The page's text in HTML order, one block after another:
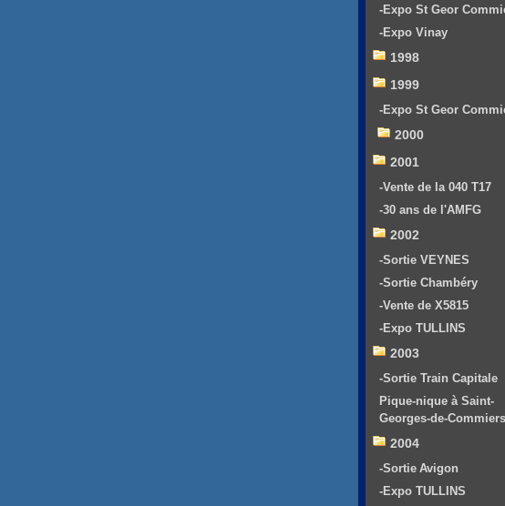
-Expo St Geor
-Expo Vinay
1998
1999
-Expo St Geor
2000
2001
-Vente de la 040 T17
-30 ans de l'AMFG
2002
-Sortie VEYNES
-Sortie Chambéry
-Vente de X5815
-Expo TULLINS
2003
-Sortie Train Capitale
Pique-nique à Saint-
Georges-de-Commiers
2004
-Sortie Avigon
-Expo TULLINS